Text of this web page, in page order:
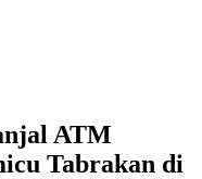
ATM
Tabrakan di